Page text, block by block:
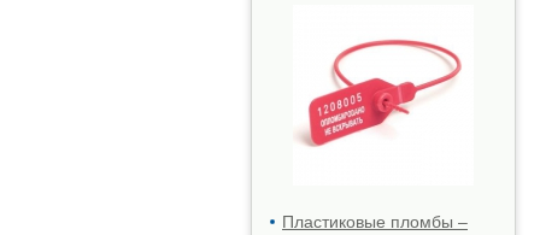
Пластиковые пломбы –